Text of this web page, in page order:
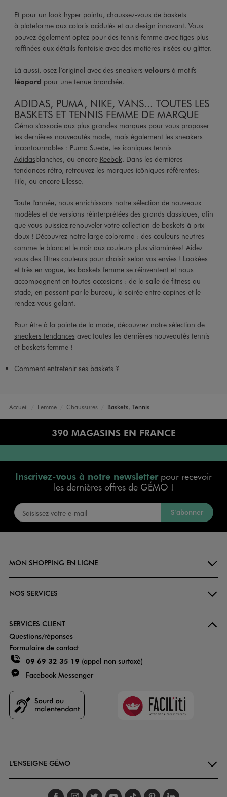
Et pour un look hyper pointu, chaussez-vous de baskets
à plateforme aux coloris acidulés et au design innovant. Vous
pouvez également optez pour des tennis femme avec tiges plus
raffinées aux détails fantaisie avec des matières irisées ou glitter.
Là aussi, osez l’original avec des sneakers veloursà motifs
léopard pour une tenue branchée.
ADIDAS, PUMA, NIKE, VANS... TOUTES LES
BASKETS ET TENNIS FEMME DE MARQUE
Gémo s'associe aux plus grandes marques pour vous proposer
les dernières nouveautés mode, mais également les sneakers
incontournables : Puma Suede, les iconiques tennis
Adidasblanches, ou encore Reebok. Dans les dernières
tendances rétro, retrouvez les marques icôniques référentes:
Fila, ou encore Ellesse.
Toute l'année, nous enrichissons notre sélection de nouveaux
modèles et de versions réinterprétées des grands classiques, afin
que vous puissiez renouveler votre collection de baskets à prix
doux ! Découvrez notre large colorama : des couleurs neutres
comme le blanc et le noir aux couleurs plus vitaminées! Aidez
vous des filtres couleurs pour choisir selon vos envies ! Lookées
et très en vogue, les baskets femme se réinventent et nous
accompagnent en toutes occasions : de la salle de fitness au
stade, en passant par le bureau, la soirée entre copines et le
rendez-vous galant.
Pour être à la pointe de la mode, découvrez notre sélection de
sneakers tendances avec toutes les dernières nouveautés tennis
et baskets femme !
Comment entretenir ses baskets ?
Accueil Femme Chaussures Baskets, Tennis
390 MAGASINS EN FRANCE
Inscrivez-vous à notre newsletterpour recevoir
les dernières offres de GÉMO !
S’abonner
MON SHOPPING EN LIGNE
NOS SERVICES
SERVICES CLIENT
Questions/réponses
Formulaire de contact
09 69 32 35 19 (appel non surtaxé)
Facebook Messenger
Faciliti
L'ENSEIGNE GÉMO